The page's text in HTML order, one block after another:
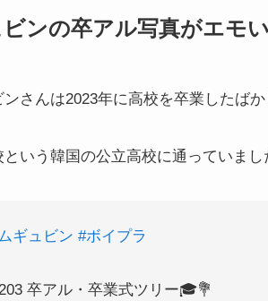
ンの卒アル写真がエモい
さんは2023年に高校を卒業したばか
いう韓国の公立高校に通っていまし
ギュビン #ボイプラ
卒アル・卒業式ツリー🎓💐